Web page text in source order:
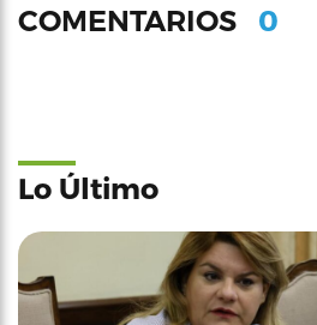
COMENTARIOS 0
Lo Último